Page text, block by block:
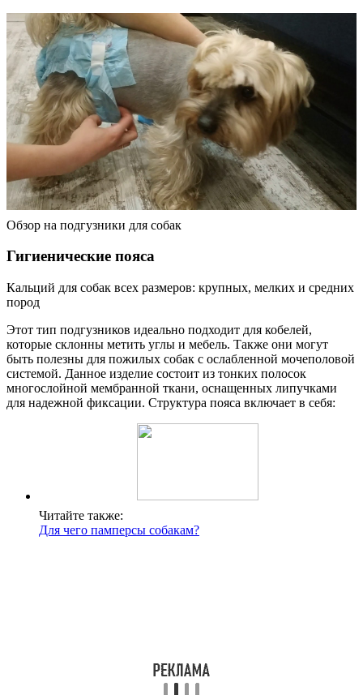
Обзор на подгузники для собак
Гигиенические пояса
Кальций для собак всех размеров: крупных, мелких и средних
пород
Этот тип подгузников идеально подходит для кобелей,
которые склонны метить углы и мебель. Также они могут
быть полезны для пожилых собак с ослабленной мочеполовой
системой. Данное изделие состоит из тонких полосок
многослойной мембранной ткани, оснащенных липучками
для надежной фиксации. Структура пояса включает в себя:
Читайте также:
Для чего памперсы собакам?